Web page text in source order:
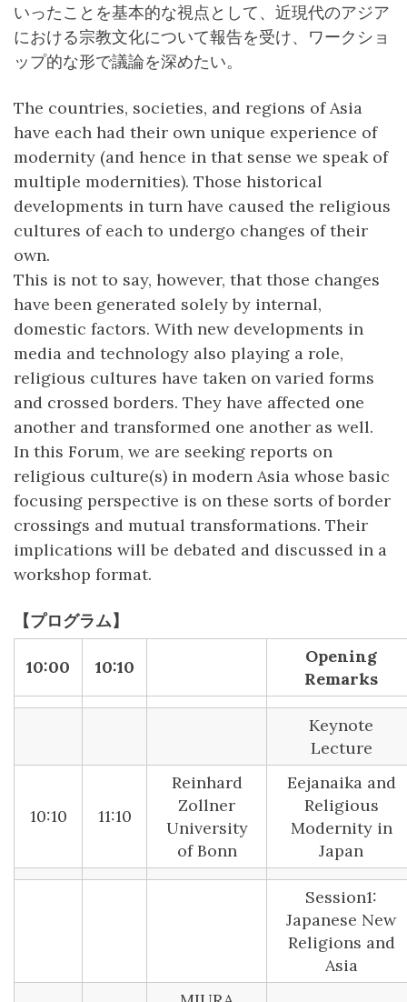
いったことを基本的な視点として、近現代のアジア
における宗教文化について報告を受け、ワークショ
ップ的な形で議論を深めたい。
The countries, societies, and regions of Asia
have each had their own unique experience of
modernity (and hence in that sense we speak of
multiple modernities). Those historical
developments in turn have caused the religious
cultures of each to undergo changes of their
own.
This is not to say, however, that those changes
have been generated solely by internal,
domestic factors. With new developments in
media and technology also playing a role,
religious cultures have taken on varied forms
and crossed borders. They have affected one
another and transformed one another as well.
In this Forum, we are seeking reports on
religious culture(s) in modern Asia whose basic
focusing perspective is on these sorts of border
crossings and mutual transformations. Their
implications will be debated and discussed in a
workshop format.
【プログラム】
10:00 10:10
Opening
Remarks
Keynote
Lecture
10:10 11:10
Reinhard
Zollner
University
of Bonn
Eejanaika and
Religious
Modernity in
Japan
Session1:
Japanese New
Religions and
Asia